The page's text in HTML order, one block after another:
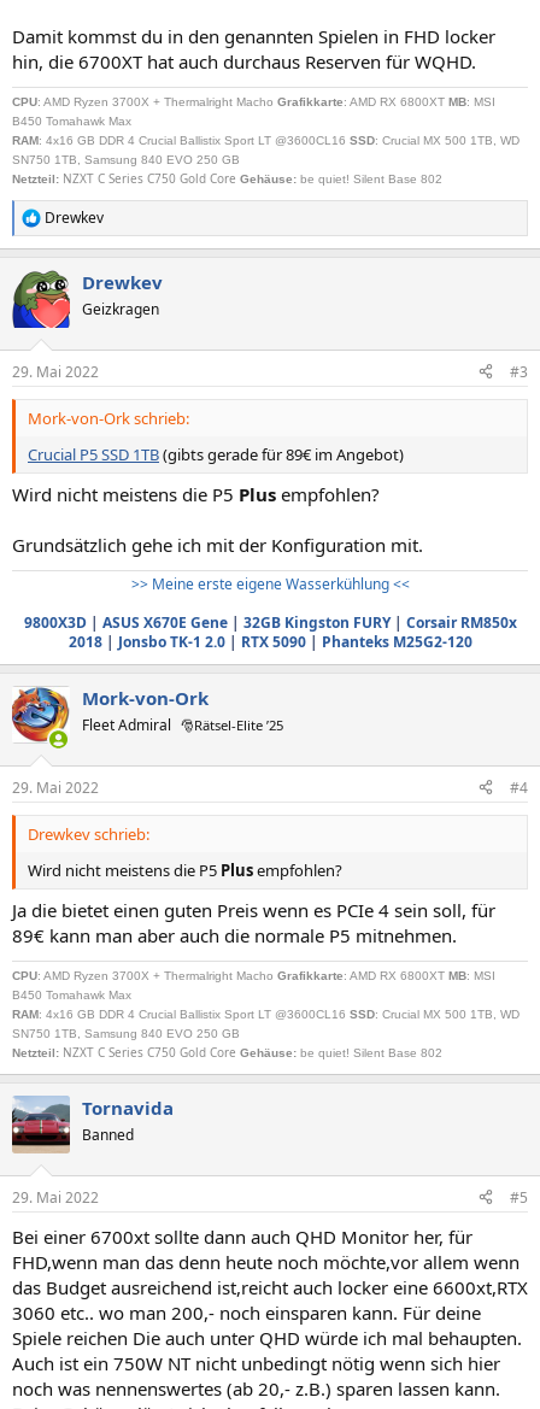
Damit kommst du in den genannten Spielen in FHD locker
hin, die 6700XT hat auch durchaus Reserven für WQHD.
CPU: AMD Ryzen 3700X + Thermalright Macho Grafikkarte: AMD RX 6800XT MB: MSI
B450 Tomahawk Max
RAM: 4x16 GB DDR 4 Crucial Ballistix Sport LT @3600CL16 SSD: Crucial MX 500 1TB, WD
SN750 1TB, Samsung 840 EVO 250 GB
Netzteil: NZXT C Series C750 Gold Core Gehäuse: be quiet! Silent Base 802
R
e
k
t
i
e
n
Drewkev
Drewkev
Geizkragen
29. Mai 2022 #3
Mork-von-Ork schrieb:
Crucial P5 SSD 1TB(gibts gerade für 89€ im Angebot)
Wird nicht meistens die P5 Plus empfohlen?
Grundsätzlich gehe ich mit der Konfiguration mit.
>> Meine erste eigene Wasserkühlung <<
9800X3D| ASUS X670E Gene| 32GB Kingston FURY| Corsair RM850x
2018| Jonsbo TK-1 2.0| RTX 5090| Phanteks M25G2-120
Mork-von-Ork
Fleet Admiral 🎅Rätsel-Elite ’25
29. Mai 2022 #4
Drewkev schrieb:
Wird nicht meistens die P5 Plusempfohlen?
Ja die bietet einen guten Preis wenn es PCIe 4 sein soll, für
89€ kann man aber auch die normale P5 mitnehmen.
CPU: AMD Ryzen 3700X + Thermalright Macho Grafikkarte: AMD RX 6800XT MB: MSI
B450 Tomahawk Max
RAM: 4x16 GB DDR 4 Crucial Ballistix Sport LT @3600CL16 SSD: Crucial MX 500 1TB, WD
SN750 1TB, Samsung 840 EVO 250 GB
Netzteil: NZXT C Series C750 Gold Core Gehäuse: be quiet! Silent Base 802
Tornavida
Banned
29. Mai 2022 #5
Bei einer 6700xt sollte dann auch QHD Monitor her, für
FHD,wenn man das denn heute noch möchte,vor allem wenn
das Budget ausreichend ist,reicht auch locker eine 6600xt,RTX
3060 etc.. wo man 200,- noch einsparen kann. Für deine
Spiele reichen Die auch unter QHD würde ich mal behaupten.
Auch ist ein 750W NT nicht unbedingt nötig wenn sich hier
noch was nennenswertes (ab 20,- z.B.) sparen lassen kann.